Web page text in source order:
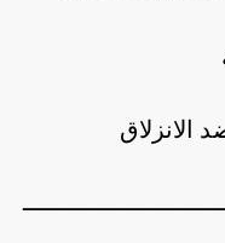
الانزلاق